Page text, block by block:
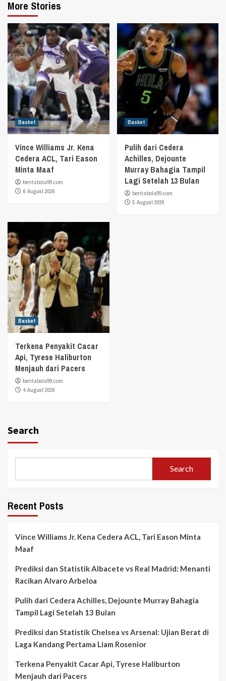
More Stories
Basket
Vince Williams Jr. Kena
Cedera ACL, Tari Eason
Minta Maaf
beritabola99.com
6 August 2026
Basket
Pulih dari Cedera
Achilles, Dejounte
Murray Bahagia Tampil
Lagi Setelah 13 Bulan
beritabola99.com
5 August 2026
Basket
Terkena Penyakit Cacar
Api, Tyrese Haliburton
Menjauh dari Pacers
beritabola99.com
4 August 2026
Search
Search
Recent Posts
Vince Williams Jr. Kena Cedera ACL, Tari Eason Minta
Maaf
Prediksi dan Statistik Albacete vs Real Madrid: Menanti
Racikan Alvaro Arbeloa
Pulih dari Cedera Achilles, Dejounte Murray Bahagia
Tampil Lagi Setelah 13 Bulan
Prediksi dan Statistik Chelsea vs Arsenal: Ujian Berat di
Laga Kandang Pertama Liam Rosenior
Terkena Penyakit Cacar Api, Tyrese Haliburton
Menjauh dari Pacers